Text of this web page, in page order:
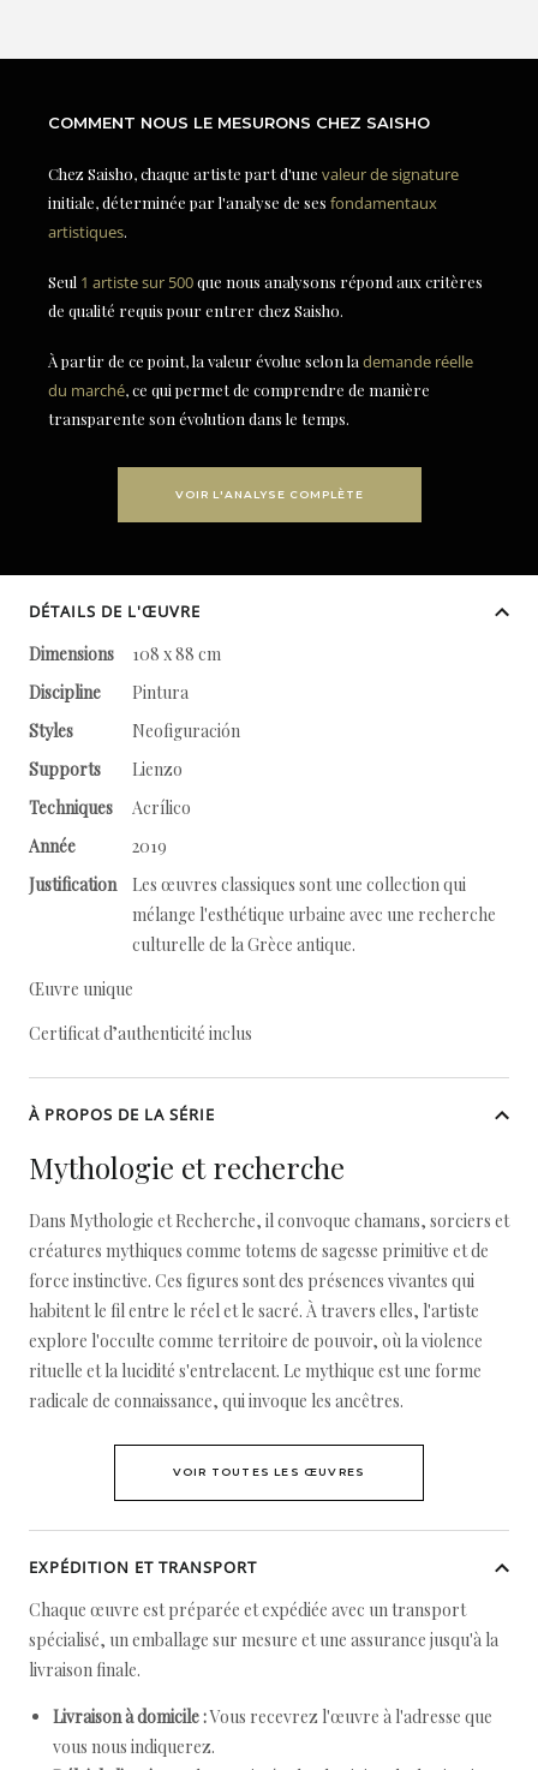
COMMENT NOUS LE MESURONS CHEZ SAISHO
Chez Saisho, chaque artiste part d'une valeur de signature
initiale, déterminée par l'analyse de ses fondamentaux
artistiques.
Seul 1 artiste sur 500que nous analysons répond aux critères
de qualité requis pour entrer chez Saisho.
À partir de ce point, la valeur évolue selon la demande réelle
du marché, ce qui permet de comprendre de manière
transparente son évolution dans le temps.
VOIR L'ANALYSE COMPLÈTE
DÉTAILS DE L'ŒUVRE
Dimensions
108 x 88 cm
Discipline
Pintura
Styles
Neofiguración
Supports
Lienzo
Techniques
Acrílico
Année
2019
Justification
Les œuvres classiques sont une collection qui
mélange l'esthétique urbaine avec une recherche
culturelle de la Grèce antique.
Œuvre unique
Certificat d’authenticité inclus
À PROPOS DE LA SÉRIE
Mythologie et recherche
Dans Mythologie et Recherche, il convoque chamans, sorciers et
créatures mythiques comme totems de sagesse primitive et de
force instinctive. Ces figures sont des présences vivantes qui
habitent le fil entre le réel et le sacré. À travers elles, l'artiste
explore l'occulte comme territoire de pouvoir, où la violence
rituelle et la lucidité s'entrelacent. Le mythique est une forme
radicale de connaissance, qui invoque les ancêtres.
VOIR TOUTES LES ŒUVRES
EXPÉDITION ET TRANSPORT
Chaque œuvre est préparée et expédiée avec un transport
spécialisé, un emballage sur mesure et une assurance jusqu'à la
livraison finale.
Livraison à domicile :Vous recevrez l'œuvre à l'adresse que
vous nous indiquerez.